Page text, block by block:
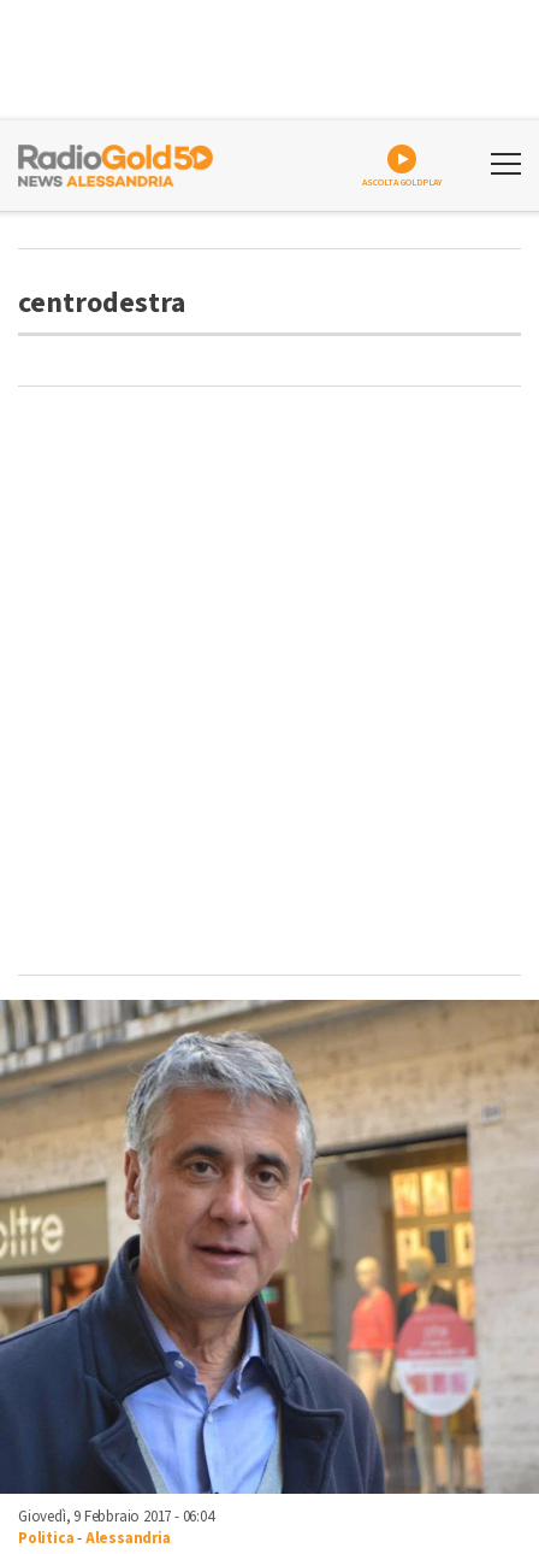
ASCOLTA GOLDPLAY
centrodestra
Giovedì, 9 Febbraio 2017 - 06:04
Politica-Alessandria